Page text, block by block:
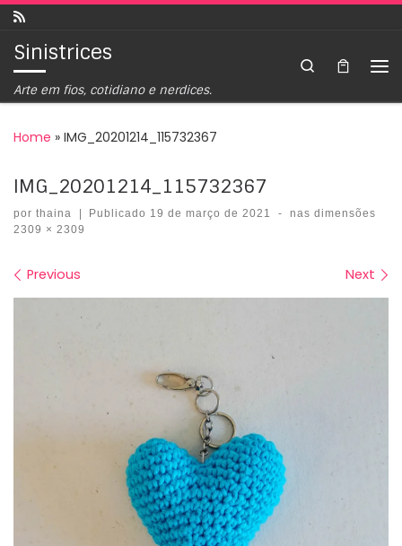
Skip to content
Sinistrices
Arte em fios, cotidiano e nerdices.
Search
Home » IMG_20201214_115732367
IMG_20201214_115732367
por thaina Publicado 19 de março de 2021 -
nas dimensões
2309 × 2309
Images navigation
Previous Next